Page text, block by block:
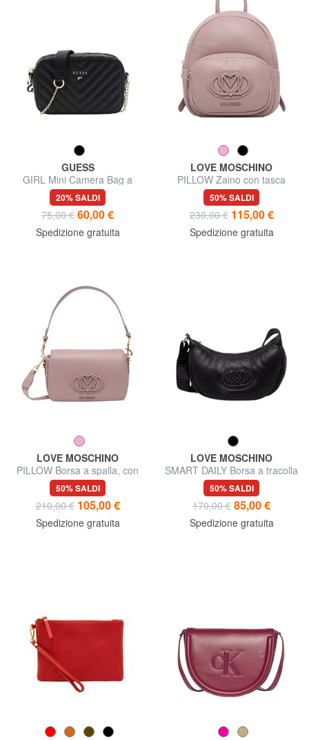
GUESS
GIRL Mini Camera Bag a
tracolla
20% SALDI
75,00 € 60,00 €
Spedizione gratuita
LOVE MOSCHINO
PILLOW Zaino con tasca
frontale
50% SALDI
230,00 € 115,00 €
Spedizione gratuita
LOVE MOSCHINO
PILLOW Borsa a spalla, con
tracolla
50% SALDI
210,00 € 105,00 €
Spedizione gratuita
LOVE MOSCHINO
SMART DAILY Borsa a tracolla
50% SALDI
170,00 € 85,00 €
Spedizione gratuita